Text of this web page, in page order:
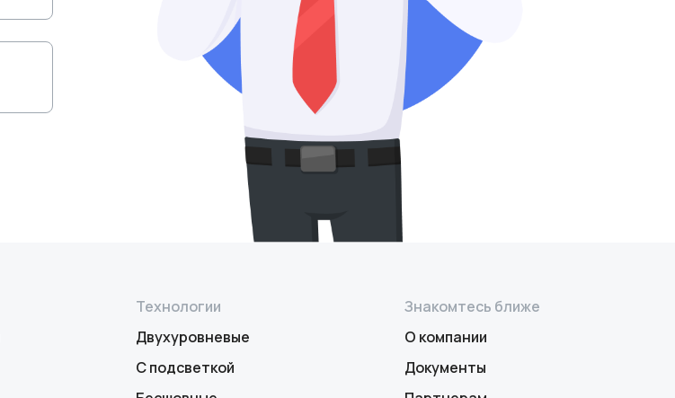
Технологии
Двухуровневые
С подсветкой
Знакомтесь ближе
О компании
Документы